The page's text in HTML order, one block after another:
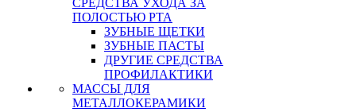
СРЕДСТВА УХОДА ЗА
ПОЛОСТЬЮ РТА
ЗУБНЫЕ ЩЕТКИ
ЗУБНЫЕ ПАСТЫ
ДРУГИЕ СРЕДСТВА
ПРОФИЛАКТИКИ
МАССЫ ДЛЯ
МЕТАЛЛОКЕРАМИКИ